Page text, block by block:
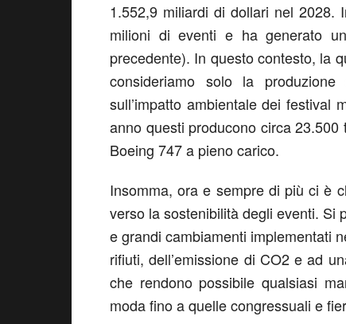
1.552,9 miliardi di dollari nel
milioni di eventi e ha generato
precedente). In questo contesto, la
consideriamo solo la
sull’impatto ambientale dei festival
anno questi producono circa
Boeing 747 a pieno carico.
Insomma, ora e sempre di più ci è
verso la sostenibilità degli eventi. Si
e grandi cambiamenti implementati
rifiuti, dell’emissione di CO2 e ad
che rendono possibile qualsiasi
moda fino a quelle congressuali e